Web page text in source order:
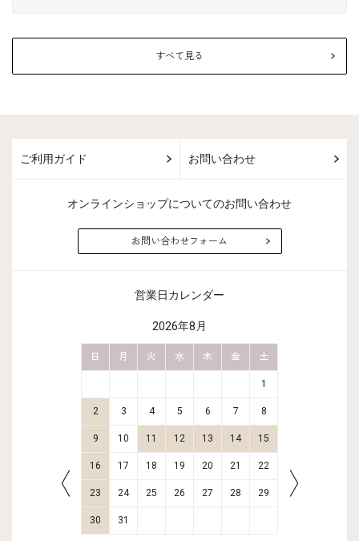
すべて見る
ご利用ガイド お問い合わせ
オンラインショップについてのお問い合わせ
お問い合わせフォーム
営業日カレンダー
2026年8月
日 月 火 水 木 金 土
1
2 3 4 5 6 7 8
9 10 11 12 13 14 15
16 17 18 19 20 21 22
23 24 25 26 27 28 29
30 31